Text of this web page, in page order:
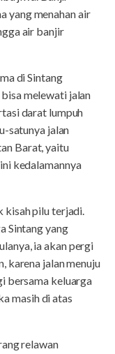
yang menahan air
air banjir
di Sintang
melewati jalan
darat lumpuh
satunya jalan
Barat, yaitu
kedalamannya
kisah pilu terjadi.
Sintang yang
ia akan pergi
karena jalan menuju
bersama keluarga
masih di atas
relawan